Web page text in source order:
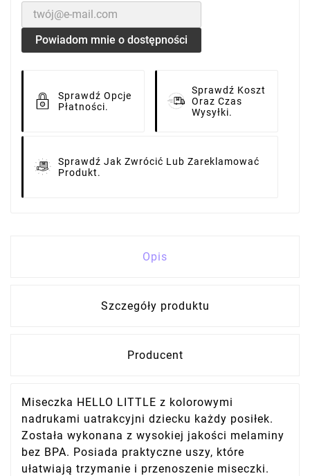
Powiadom mnie o dostępności
Sprawdź Opcje
Płatności.
Sprawdź Koszt
Oraz Czas
Wysyłki.
Sprawdź Jak Zwrócić Lub Zareklamować
Produkt.
Opis
Szczegóły produktu
Producent
Miseczka HELLO LITTLE z kolorowymi
nadrukami uatrakcyjni dziecku każdy posiłek.
Została wykonana z wysokiej jakości melaminy
bez BPA. Posiada praktyczne uszy, które
ułatwiają trzymanie i przenoszenie miseczki.